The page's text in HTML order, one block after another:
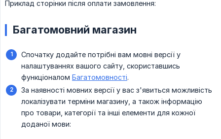
Приклад сторінки після оплати замовлення:
Багатомовний магазин
Спочатку додайте потрібні вам мовні версії у
налаштуваннях вашого сайту, скориставшись
функціоналом Багатомовності.
За наявності мовних версії у вас з'явиться можливість
локалізувати терміни магазину, а також інформацію
про товари, категорії та інші елементи для кожної
доданої мови: